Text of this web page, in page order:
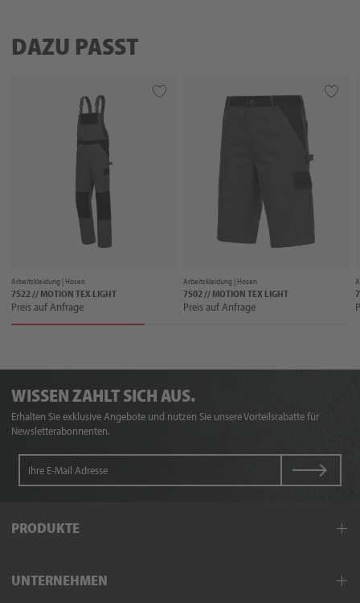
DAZU PASST
Arbeitskleidung | Hosen
7522 // MOTION TEX LIGHT
Preis auf Anfrage
Arbeitskleidung | Hosen
7502 // MOTION TEX LIGHT
Preis auf Anfrage
WISSEN ZAHLT SICH AUS.
Erhalten Sie exklusive Angebote und nutzen Sie unsere Vorteilsrabatte für
Newsletterabonnenten.
PRODUKTE
Schutzkleidung
UNTERNEHMEN